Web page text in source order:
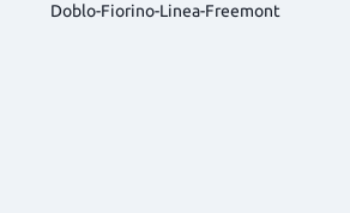
Doblo-Fiorino-Linea-Freemont